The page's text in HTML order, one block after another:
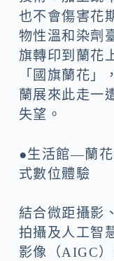
也不會傷害花
物性溫和染劑
旗轉印到蘭花
「國旗蘭花」
蘭展來此走一
失望。
●生活館—蘭
式數位體驗
結合微距攝影
拍攝及人工智
影像（AIGC